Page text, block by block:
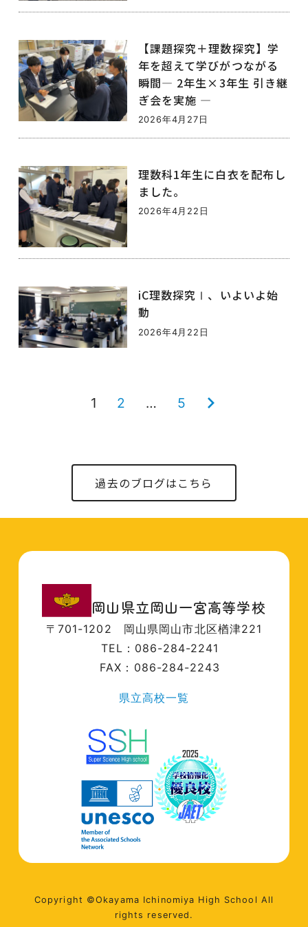
【課題探究＋理数探究】学
年を超えて学びがつながる
瞬間― 2年生×3年生 引き継
ぎ会を実施 ―
2026年4月27日
理数科1年生に白衣を配布し
ました。
2026年4月22日
iC理数探究Ⅰ、いよいよ始
動
2026年4月22日
ジ
り
1 2 … 5
次
ー
過去のブログはこちら
岡山県立岡山一宮高等学校
〒701-1202 岡山県岡山市北区楢津221
TEL：086-284-2241
FAX：086-284-2243
県立高校一覧
Copyright ©Okayama Ichinomiya High School All
rights reserved.